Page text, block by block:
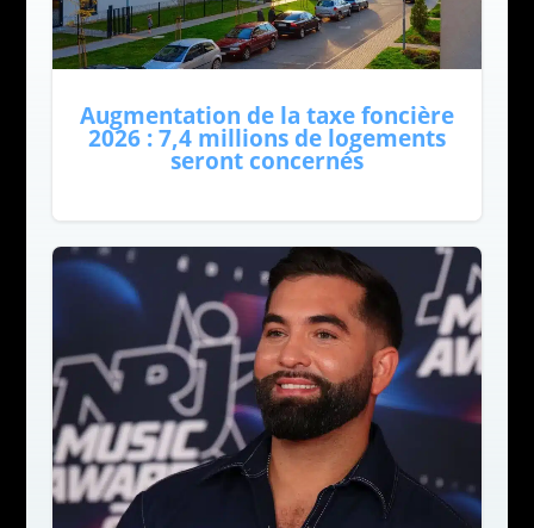
Augmentation de la taxe foncière
2026 : 7,4 millions de logements
seront concernés